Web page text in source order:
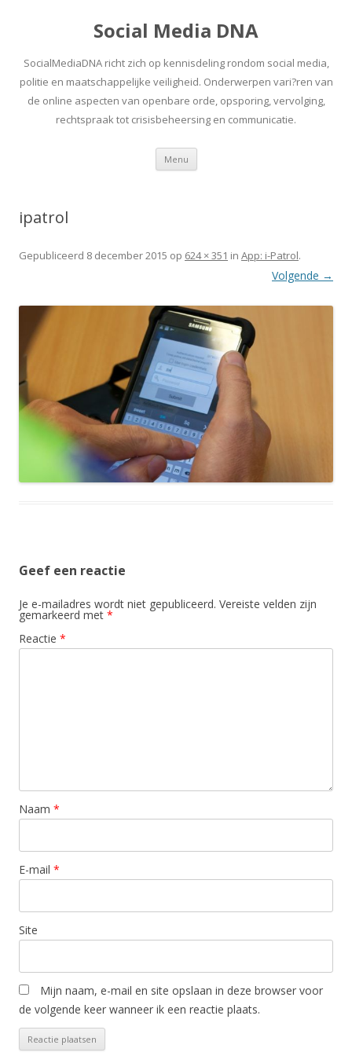
Social Media DNA
SocialMediaDNA richt zich op kennisdeling rondom social media,
politie en maatschappelijke veiligheid. Onderwerpen vari?ren van
de online aspecten van openbare orde, opsporing, vervolging,
rechtspraak tot crisisbeheersing en communicatie.
Menu Spring
inhoud
ipatrol
Gepubliceerd 8 december 2015 op 624 × 351 in App: i-Patrol.
Volgende →
Geef een reactie
Je e-mailadres wordt niet gepubliceerd. Vereiste velden zijn
gemarkeerd met *
Reactie *
Naam *
E-mail *
Site
Mijn naam, e-mail en site opslaan in deze browser voor
de volgende keer wanneer ik een reactie plaats.